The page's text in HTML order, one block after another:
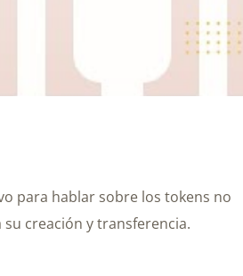
para hablar sobre los tokens no
creación y transferencia.